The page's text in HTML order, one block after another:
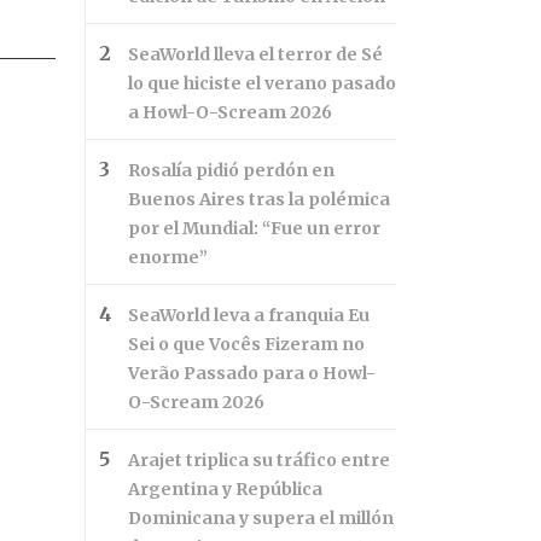
SeaWorld lleva el terror de Sé
lo que hiciste el verano pasado
a Howl-O-Scream 2026
Rosalía pidió perdón en
Buenos Aires tras la polémica
por el Mundial: “Fue un error
enorme”
SeaWorld leva a franquia Eu
Sei o que Vocês Fizeram no
Verão Passado para o Howl-
O-Scream 2026
Arajet triplica su tráfico entre
Argentina y República
Dominicana y supera el millón